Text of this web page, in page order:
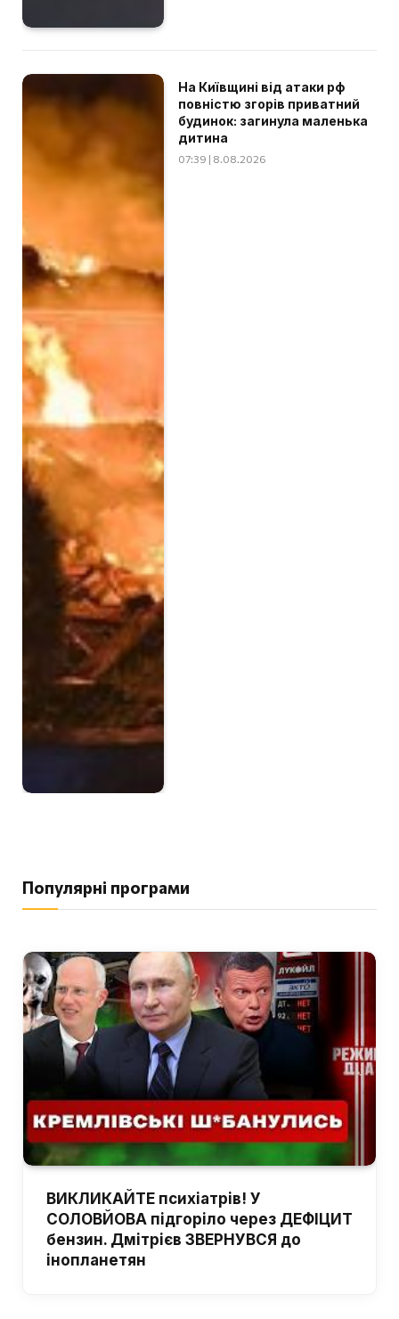
На Київщині від атаки рф
повністю згорів приватний
будинок: загинула маленька
дитина
07:39 | 8.08.2026
Популярні програми
ВИКЛИКАЙТЕ психіатрів! У
СОЛОВЙОВА підгоріло через ДЕФІЦИТ
бензин. Дмітрієв ЗВЕРНУВСЯ до
інопланетян